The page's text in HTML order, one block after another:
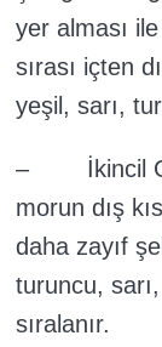
yer alması
sırası içten
yeşil, sarı,
– İkincil
morun dış
daha zayıf
turuncu,
sıralanır.